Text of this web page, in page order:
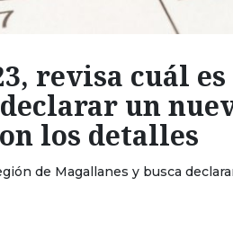
revisa cuál
un
los detalles
de Magallanes y busca